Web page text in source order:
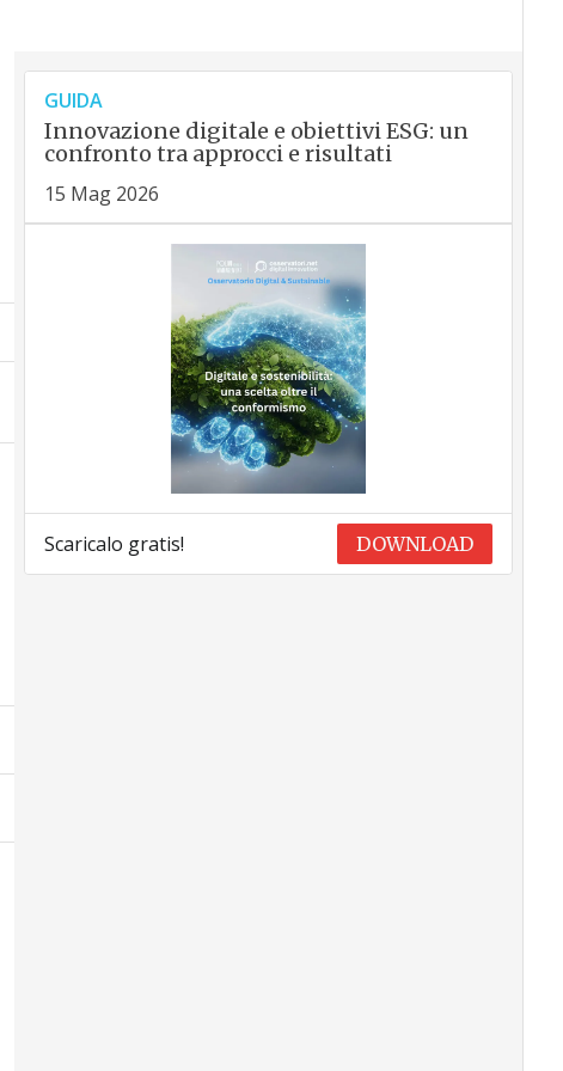
GUIDA
Innovazione digitale e obiettivi ESG: un
confronto tra approcci e risultati
15 Mag 2026
Scaricalo gratis! DOWNLOAD